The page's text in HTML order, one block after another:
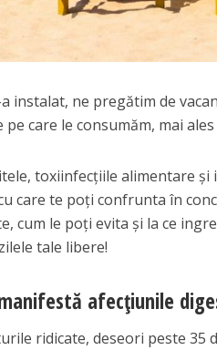
instalat, ne pregătim de
pe care le consumăm, mai
toxiinfecţiile alimentare
care te poţi confrunta în
cum le poţi evita şi la ce
tale libere!
afecţiunile
ridicate, deseori peste 35